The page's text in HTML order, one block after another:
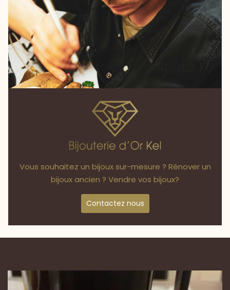
Vous souhaitez un bijoux sur-mesure ? Rénover un
bijoux ancien ? Vendre vos bijoux?
Contactez nous